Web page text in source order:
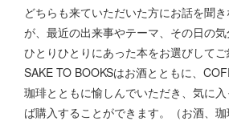
どちらも来ていただいた方にお話を聞
が、最近の出来事やテーマ、その日の気
ひとりひとりにあった本をお選びしてご
SAKE TO BOOKSはお酒とともに、
珈琲とともに愉しんでいただき、気に
ば購入することができます。（お酒、